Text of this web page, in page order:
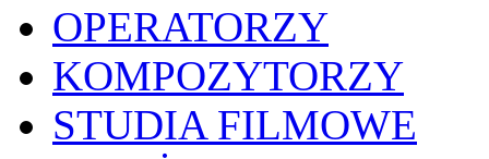
OPERATORZY
KOMPOZYTORZY
STUDIA FILMOWE